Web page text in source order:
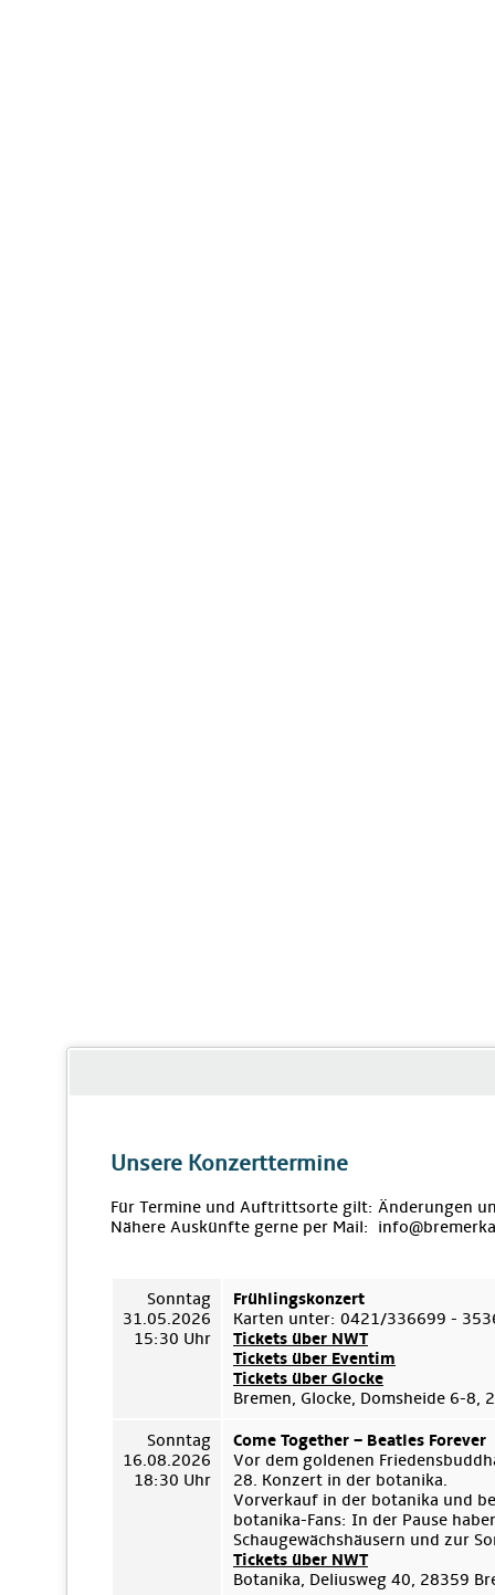
Unsere Konzerttermine
Für Termine und Auftrittsorte gilt: Änderungen
Nähere Auskünfte gerne per Mail:
Sonntag
31.05.2026
15:30 Uhr
Frühlingskonzert
Karten unter: 0421/336699 -
Tickets über NWT
Tickets über Eventim
Tickets über Glocke
Bremen, Glocke, Domsheide 6-8,
Sonntag
16.08.2026
18:30 Uhr
Come Together – Beatles Forever
Vor dem goldenen
28. Konzert in der botanika.
Vorverkauf in der botanika und
botanika-Fans: In der Pause
Schaugewächshäusern und zur
Tickets über NWT
Botanika, Deliusweg 40, 28359